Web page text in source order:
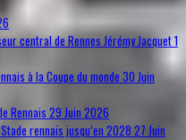
central de Rennes Jérémy Jacquet1
à la Coupe du monde 30 Juin
Rennais29 Juin 2026
rennais jusqu’en 202827 Juin